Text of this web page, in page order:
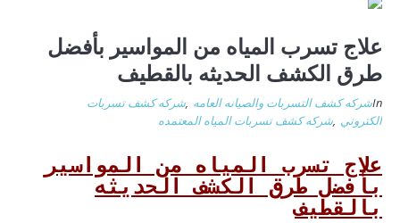
علاج تسرب المياه من المواسير بأفضل
طرق الكشف الحديثه بالقطيف
Inشركه كشف التسربات والصيانه العامه ,شركه كشف تسربات
الكتروني ,شركه كشف تسربات المياه المعتمده
علاج تسرب المياه من المواسير
بأفضل طرق الكشف الحديثه
بالقطيف